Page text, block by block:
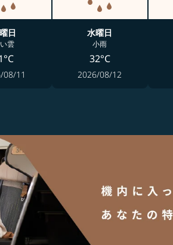
日
雲
08/11
水曜日
小雨
32°C
2026/08/12